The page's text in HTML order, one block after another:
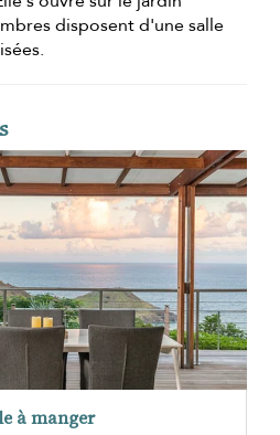
disposent d'une salle
à manger